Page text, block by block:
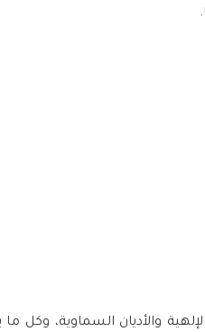
والأديان السماوية، وكل